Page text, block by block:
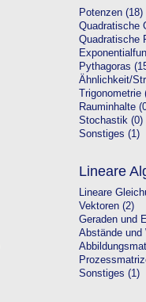
Potenzen (18)
Quadratische
Quadratische
Pythagoras
Ähnlichkeit/
Trigonometrie
Rauminhalte
Stochastik (0)
Sonstiges (1)
Lineare
Lineare
Vektoren (2)
Geraden und
Abstände und
Sonstiges (1)